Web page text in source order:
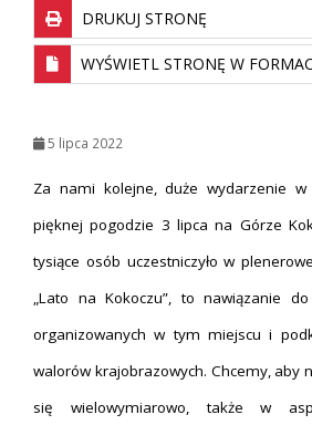
DRUKUJ STRONĘ
WYŚWIETL STRONĘ W
5 lipca 2022
Za nami kolejne, duże wydarzenie w
pięknej pogodzie 3 lipca na Górze
tysiące osób uczestniczyło w
„Lato na Kokoczu”, to nawiązanie
organizowanych w tym miejscu i
walorów krajobrazowych. Chcemy, aby
się wielowymiarowo, także w